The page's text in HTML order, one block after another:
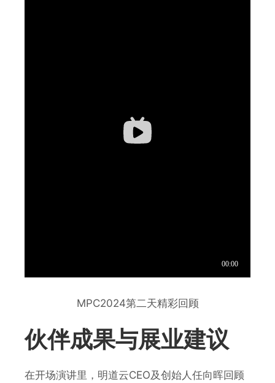
MPC2024第二天精彩回顾
伙伴成果与展业建议
在开场演讲里，明道云CEO及创始人任向晖回顾